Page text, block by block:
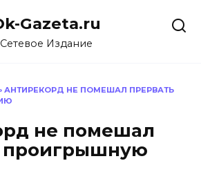
Gazeta.ru
Сетевое Издание
АНТИРЕКОРД НЕ ПОМЕШАЛ ПРЕРВАТЬ
не помешал
проигрышную